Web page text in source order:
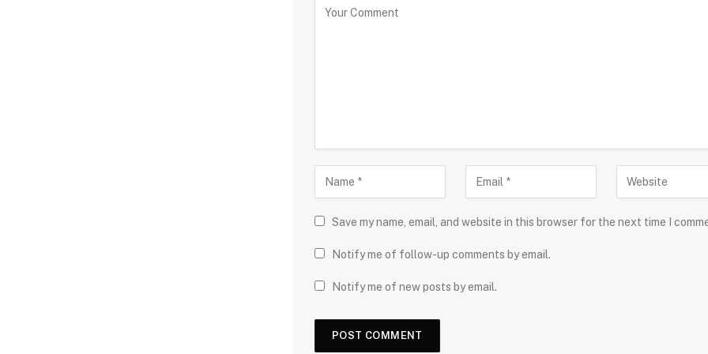
Save my name, email, and website in this browser for the next time I
Notify me of follow-up comments by email.
Notify me of new posts by email.